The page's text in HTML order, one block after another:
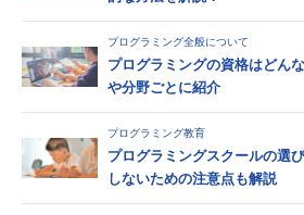
プログラミング全般について
プログラミングの資格はどん
や分野ごとに紹介
プログラミング教育
プログラミングスクールの選
しないための注意点も解説